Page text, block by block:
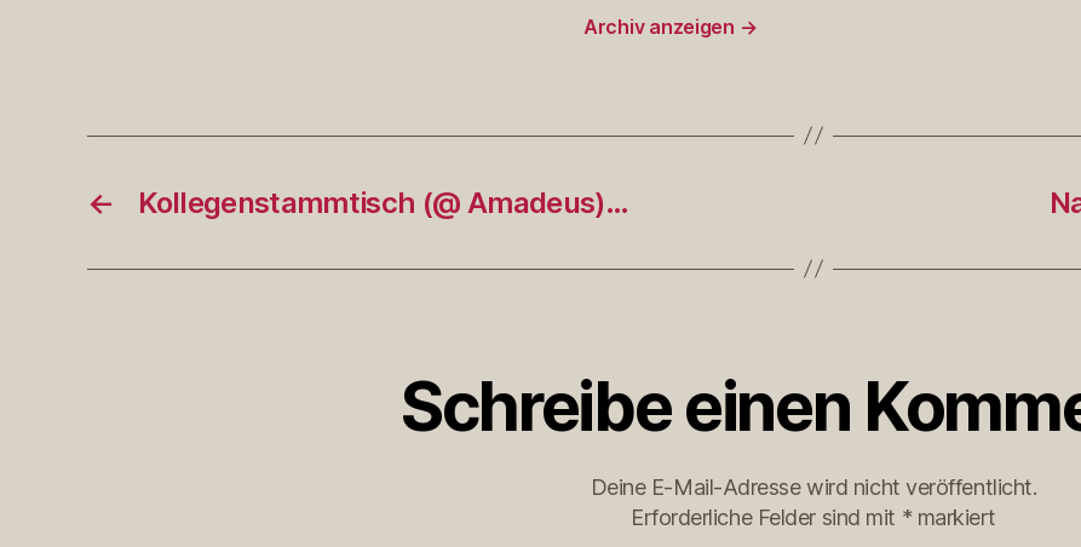
Archiv anzeigen →
← Kollegenstammtisch (@ Amadeus)…
Schreibe einen
Deine E-Mail-Adresse wird nicht veröffentlicht.
Erforderliche Felder sind mit * markiert